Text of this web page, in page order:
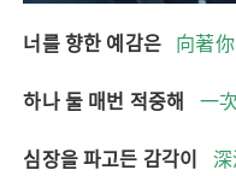
너를 향한 예감은 向著
하나 둘 매번 적중해 一
심장을 파고든 감각이